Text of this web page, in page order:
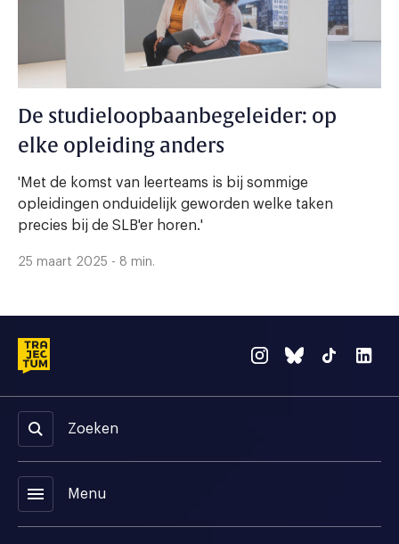
De studieloopbaanbegeleider: op
elke opleiding anders
'Met de komst van leerteams is bij sommige
opleidingen onduidelijk geworden welke taken
precies bij de SLB'er horen.'
25 maart 2025 - 8 min.
Zoeken
menu Menu